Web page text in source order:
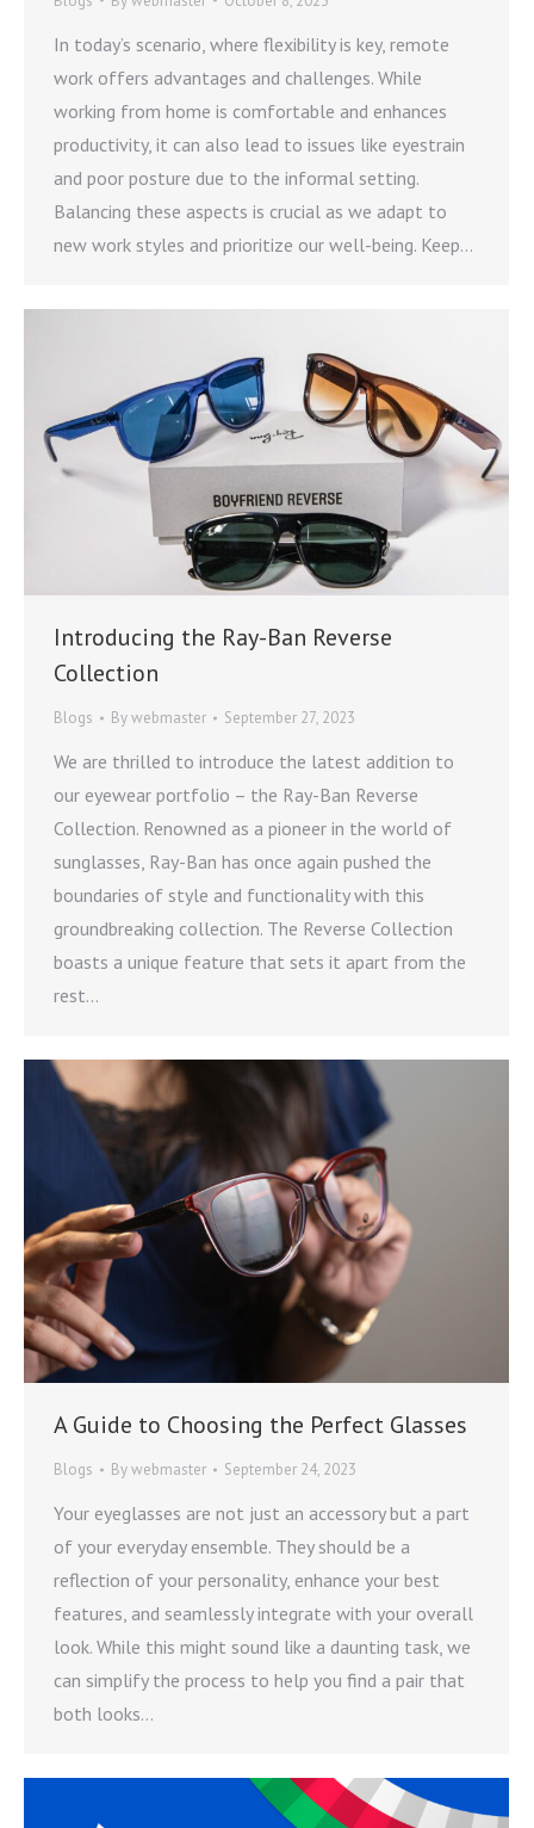
In today’s scenario, where flexibility is key, remote
work offers advantages and challenges. While
working from home is comfortable and enhances
productivity, it can also lead to issues like eyestrain
and poor posture due to the informal setting.
Balancing these aspects is crucial as we adapt to
new work styles and prioritize our well-being. Keep…
Introducing the Ray-Ban Reverse
Collection
Blogs Bywebmaster September 27, 2023
We are thrilled to introduce the latest addition to
our eyewear portfolio – the Ray-Ban Reverse
Collection. Renowned as a pioneer in the world of
sunglasses, Ray-Ban has once again pushed the
boundaries of style and functionality with this
groundbreaking collection. The Reverse Collection
boasts a unique feature that sets it apart from the
rest…
A Guide to Choosing the Perfect Glasses
Blogs Bywebmaster September 24, 2023
Your eyeglasses are not just an accessory but a part
of your everyday ensemble. They should be a
reflection of your personality, enhance your best
features, and seamlessly integrate with your overall
look. While this might sound like a daunting task, we
can simplify the process to help you find a pair that
both looks…